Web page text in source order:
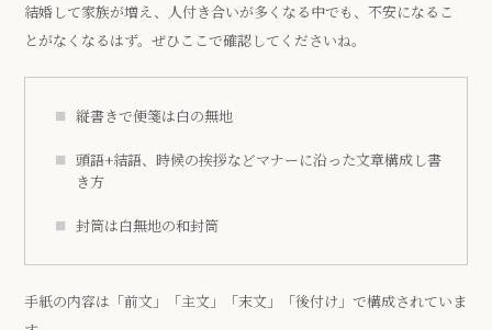
結婚して家族が増え、人付き合いが多くなる中でも、不安になるこ
とがなくなるはず。ぜひここで確認してくださいね。
縦書きで便箋は白の無地
頭語+結語、時候の挨拶などマナーに沿った文章構成し書
き方
封筒は白無地の和封筒
手紙の内容は「前文」「主文」「末文」「後付け」で構成されていま